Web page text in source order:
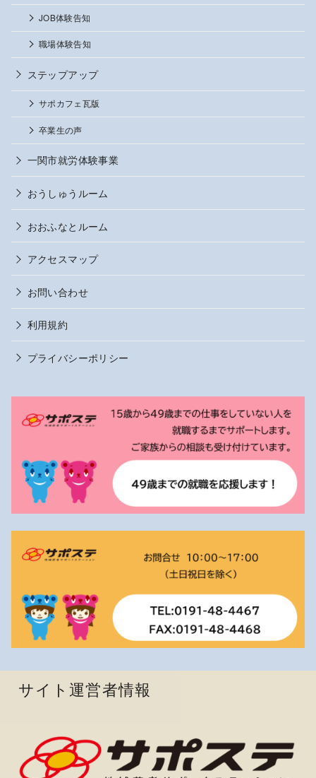
JOB体験告知
職場体験告知
ステップアップ
サポカフェ瓦版
卒業生の声
一関市就労体験事業
おうしゅうルーム
おおふなとルーム
アクセスマップ
お問い合わせ
利用規約
プライバシーポリシー
サイト運営者情報